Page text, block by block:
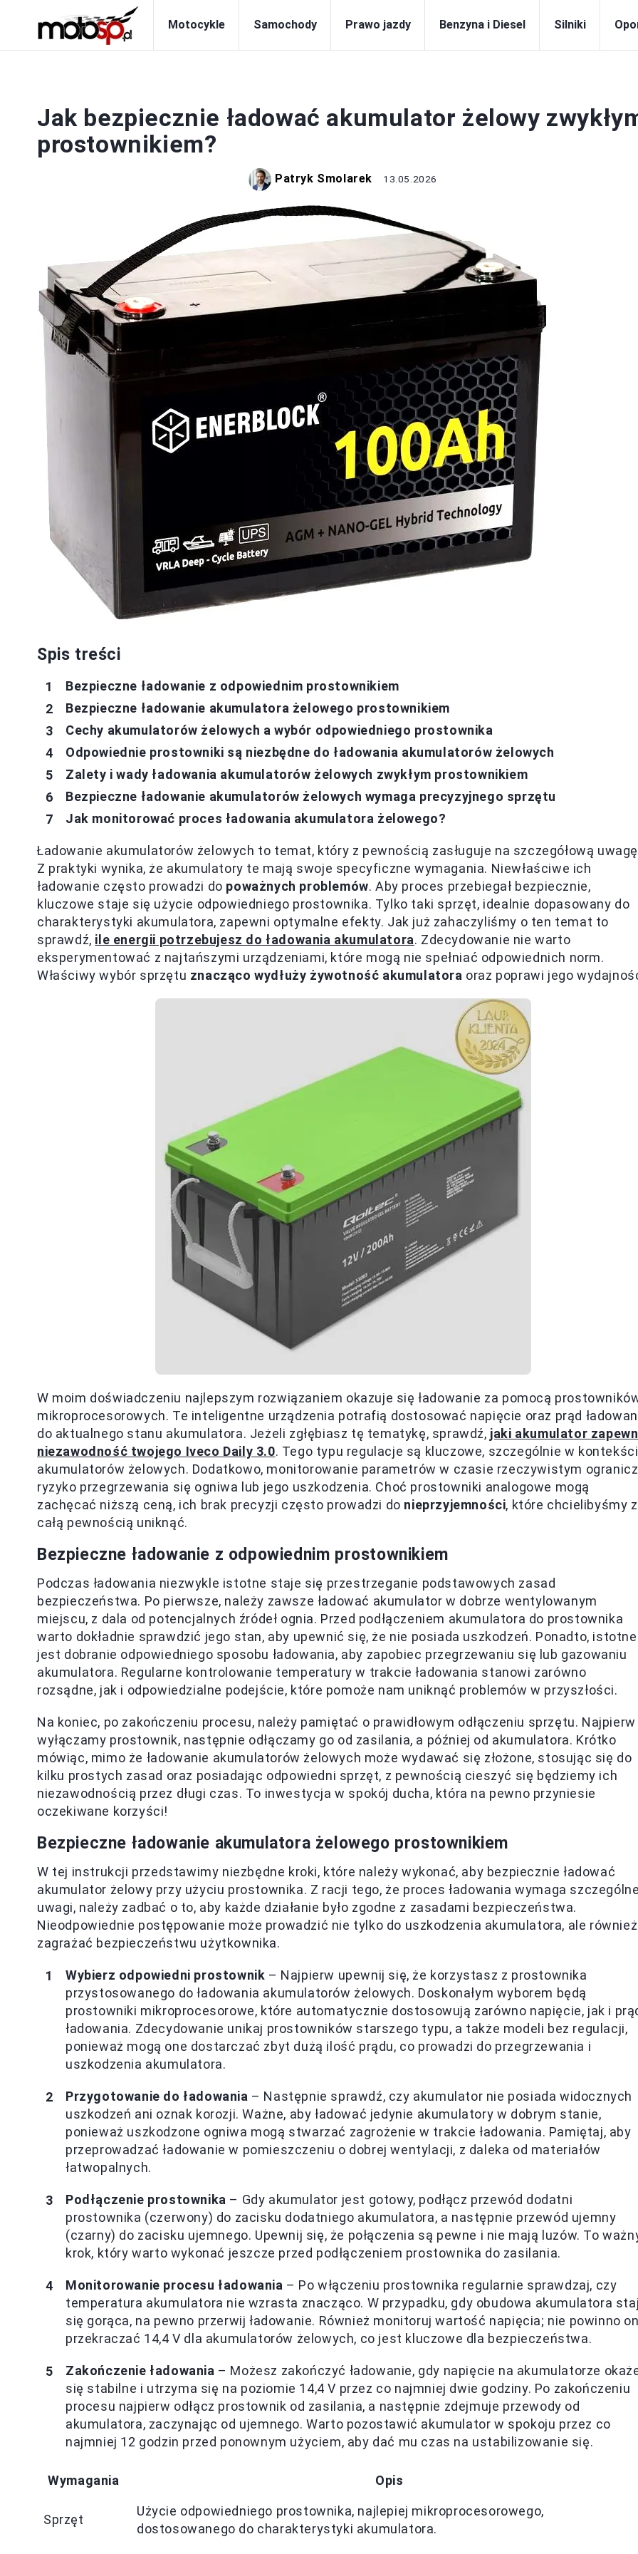
Motocykle Samochody Prawo jazdy Benzyna i Diesel Silniki
Jak bezpiecznie ładować akumulator żelowy
prostownikiem?
Patryk Smolarek 13.05.2026
Spis treści
Bezpieczne ładowanie z odpowiednim prostownikiem
Bezpieczne ładowanie akumulatora żelowego prostownikiem
Cechy akumulatorów żelowych a wybór odpowiedniego prostownika
Odpowiednie prostowniki są niezbędne do ładowania akumulatorów żelowych
Zalety i wady ładowania akumulatorów żelowych zwykłym prostownikiem
Bezpieczne ładowanie akumulatorów żelowych wymaga precyzyjnego sprzętu
Jak monitorować proces ładowania akumulatora żelowego?
Ładowanie akumulatorów żelowych to temat, który z pewnością zasługuje na szczegółową
Z praktyki wynika, że akumulatory te mają swoje specyficzne wymagania. Niewłaściwe ich
ładowanie często prowadzi do poważnych problemów. Aby proces przebiegał bezpiecznie,
kluczowe staje się użycie odpowiedniego prostownika. Tylko taki sprzęt, idealnie dopasowany do
charakterystyki akumulatora, zapewni optymalne efekty. Jak już zahaczyliśmy o ten temat to
sprawdź, ile energii potrzebujesz do ładowania akumulatora. Zdecydowanie nie warto
eksperymentować z najtańszymi urządzeniami, które mogą nie spełniać odpowiednich norm.
Właściwy wybór sprzętu znacząco wydłuży żywotność akumulatora oraz poprawi jego
W moim doświadczeniu najlepszym rozwiązaniem okazuje się ładowanie za pomocą
mikroprocesorowych. Te inteligentne urządzenia potrafią dostosować napięcie oraz prąd
do aktualnego stanu akumulatora. Jeżeli zgłębiasz tę tematykę, sprawdź, jaki akumulator
niezawodność twojego Iveco Daily 3.0. Tego typu regulacje są kluczowe, szczególnie w
akumulatorów żelowych. Dodatkowo, monitorowanie parametrów w czasie rzeczywistym
ryzyko przegrzewania się ogniwa lub jego uszkodzenia. Choć prostowniki analogowe mogą
zachęcać niższą ceną, ich brak precyzji często prowadzi do nieprzyjemności, które chcielibyśmy z
całą pewnością uniknąć.
Bezpieczne ładowanie z odpowiednim prostownikiem
Podczas ładowania niezwykle istotne staje się przestrzeganie podstawowych zasad
bezpieczeństwa. Po pierwsze, należy zawsze ładować akumulator w dobrze wentylowanym
miejscu, z dala od potencjalnych źródeł ognia. Przed podłączeniem akumulatora do prostownika
warto dokładnie sprawdzić jego stan, aby upewnić się, że nie posiada uszkodzeń. Ponadto, istotne
jest dobranie odpowiedniego sposobu ładowania, aby zapobiec przegrzewaniu się lub gazowaniu
akumulatora. Regularne kontrolowanie temperatury w trakcie ładowania stanowi zarówno
rozsądne, jak i odpowiedzialne podejście, które pomoże nam uniknąć problemów w przyszłości.
Na koniec, po zakończeniu procesu, należy pamiętać o prawidłowym odłączeniu sprzętu. Najpierw
wyłączamy prostownik, następnie odłączamy go od zasilania, a później od akumulatora. Krótko
mówiąc, mimo że ładowanie akumulatorów żelowych może wydawać się złożone, stosując się do
kilku prostych zasad oraz posiadając odpowiedni sprzęt, z pewnością cieszyć się będziemy ich
niezawodnością przez długi czas. To inwestycja w spokój ducha, która na pewno przyniesie
oczekiwane korzyści!
Bezpieczne ładowanie akumulatora żelowego prostownikiem
W tej instrukcji przedstawimy niezbędne kroki, które należy wykonać, aby bezpiecznie ładować
akumulator żelowy przy użyciu prostownika. Z racji tego, że proces ładowania wymaga
uwagi, należy zadbać o to, aby każde działanie było zgodne z zasadami bezpieczeństwa.
Nieodpowiednie postępowanie może prowadzić nie tylko do uszkodzenia akumulatora, ale również
zagrażać bezpieczeństwu użytkownika.
Wybierz odpowiedni prostownik – Najpierw upewnij się, że korzystasz z prostownika
przystosowanego do ładowania akumulatorów żelowych. Doskonałym wyborem będą
prostowniki mikroprocesorowe, które automatycznie dostosowują zarówno napięcie, jak i
ładowania. Zdecydowanie unikaj prostowników starszego typu, a także modeli bez regulacji,
ponieważ mogą one dostarczać zbyt dużą ilość prądu, co prowadzi do przegrzewania i
uszkodzenia akumulatora.
Przygotowanie do ładowania – Następnie sprawdź, czy akumulator nie posiada widocznych
uszkodzeń ani oznak korozji. Ważne, aby ładować jedynie akumulatory w dobrym stanie,
ponieważ uszkodzone ogniwa mogą stwarzać zagrożenie w trakcie ładowania. Pamiętaj, aby
przeprowadzać ładowanie w pomieszczeniu o dobrej wentylacji, z daleka od materiałów
łatwopalnych.
Podłączenie prostownika – Gdy akumulator jest gotowy, podłącz przewód dodatni
prostownika (czerwony) do zacisku dodatniego akumulatora, a następnie przewód ujemny
(czarny) do zacisku ujemnego. Upewnij się, że połączenia są pewne i nie mają luzów. To
krok, który warto wykonać jeszcze przed podłączeniem prostownika do zasilania.
Monitorowanie procesu ładowania – Po włączeniu prostownika regularnie sprawdzaj, czy
temperatura akumulatora nie wzrasta znacząco. W przypadku, gdy obudowa akumulatora
się gorąca, na pewno przerwij ładowanie. Również monitoruj wartość napięcia; nie powinno
przekraczać 14,4 V dla akumulatorów żelowych, co jest kluczowe dla bezpieczeństwa.
Zakończenie ładowania – Możesz zakończyć ładowanie, gdy napięcie na akumulatorze
się stabilne i utrzyma się na poziomie 14,4 V przez co najmniej dwie godziny. Po zakończeniu
procesu najpierw odłącz prostownik od zasilania, a następnie zdejmuje przewody od
akumulatora, zaczynając od ujemnego. Warto pozostawić akumulator w spokoju przez co
najmniej 12 godzin przed ponownym użyciem, aby dać mu czas na ustabilizowanie się.
Wymagania Opis
Sprzęt
Użycie odpowiedniego prostownika, najlepiej mikroprocesorowego,
dostosowanego do charakterystyki akumulatora.